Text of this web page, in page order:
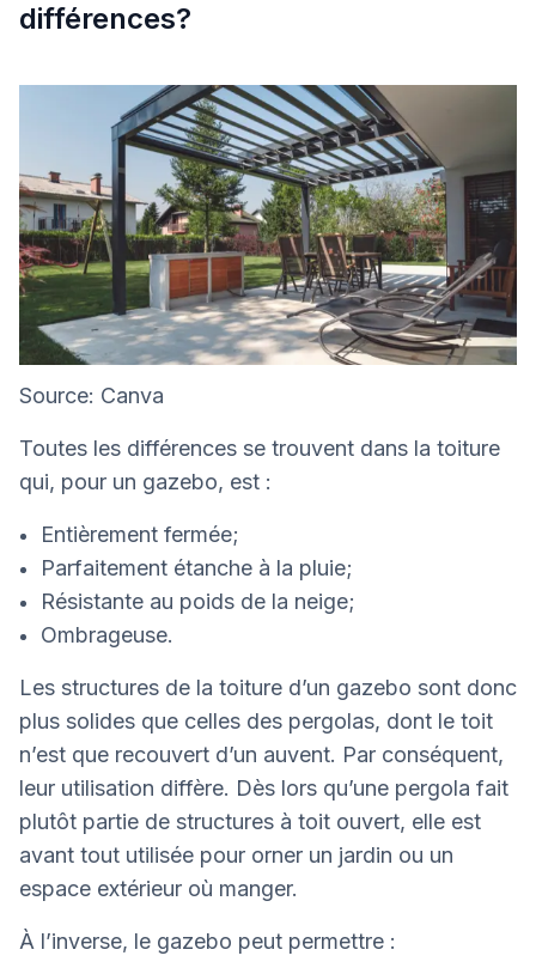
différences?
Source: Canva
Toutes les différences se trouvent dans la toiture
qui, pour un gazebo, est :
Entièrement fermée;
Parfaitement étanche à la pluie;
Résistante au poids de la neige;
Ombrageuse.
Les structures de la toiture d’un gazebo sont donc
plus solides que celles des pergolas, dont le toit
n’est que recouvert d’un auvent. Par conséquent,
leur utilisation diffère. Dès lors qu’une pergola fait
plutôt partie de structures à toit ouvert, elle est
avant tout utilisée pour orner un jardin ou un
espace extérieur où manger.
À l’inverse, le gazebo peut permettre :